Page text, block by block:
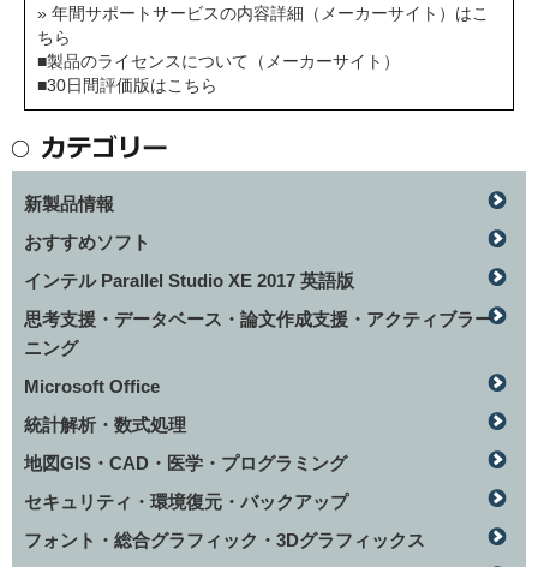
» 年間サポートサービスの内容詳細（メーカーサイト）はこ
ちら
■製品のライセンスについて（メーカーサイト）
■30日間評価版はこちら
新製品情報
おすすめソフト
インテル Parallel Studio XE 2017 英語版
思考支援・データベース・論文作成支援・アクティブラー
ニング
Microsoft Office
統計解析・数式処理
地図GIS・CAD・医学・プログラミング
セキュリティ・環境復元・バックアップ
フォント・総合グラフィック・3Dグラフィックス